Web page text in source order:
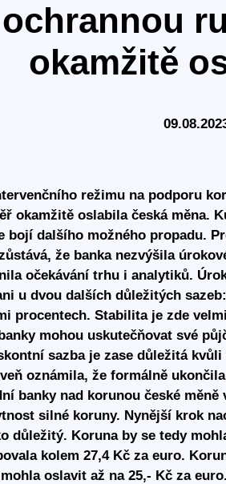
okamžitě
režimu na podporu
okamžitě oslabila česká měna.
bojí dalšího možného propadu.
že banka nezvýšila
očekávání trhu i analytiků.
u dvou dalších důležitých
procentech. Stabilita je zde
mohou uskutečňovat své
sazba je zase důležitá
oznámila, že formálně
banky nad korunou české
silné koruny. Nynější krok
důležitý. Koruna by se tedy
kolem 27,4 Kč za euro.
oslavit až na 25,- Kč za